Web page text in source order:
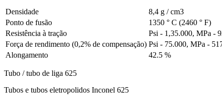
Densidade
8,4 g / cm3
Ponto de fusão
1350 ° C (2460 ° F)
Resistência à tração
Psi - 1,35.000, MPa -
Força de rendimento (0,2% de compensação) Psi - 75.000, MPa -
Alongamento
42.5 %
Tubo / tubo de liga 625
Tubos e tubos eletropolidos Inconel 625